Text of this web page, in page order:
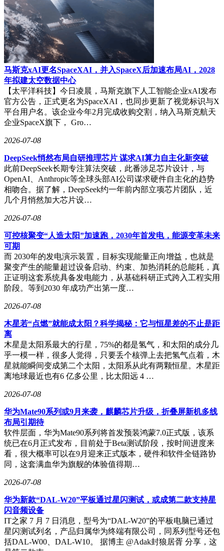
马斯克xAI更名SpaceXAI，并入SpaceX后加速布局AI，2028
年拟建太空数据中心
【太平洋科技】今日凌晨，马斯克旗下人工智能企业xAI发布
官方公告，正式更名为SpaceXAI，也同步更新了视觉标识与X
平台用户名。该企业今年2月完成收购交割，纳入马斯克航天
企业SpaceX旗下， Gro…
2026-07-08
DeepSeek悄然布局自研推理芯片 谋求AI算力自主化新突破
此前DeepSeek长期专注算法突破，此番涉足芯片设计，与
OpenAI、Anthropic等全球头部AI公司谋求硬件自主化的趋势
相吻合。据了解，DeepSeek约一年前内部立项芯片团队，近
几个月悄然加大芯片设…
2026-07-08
可控核聚变“人造太阳”加速跑，2030年首发电，能源变革未来
可期
而 2030年的发电演示装置，目标实现能量正向增益，也就是
聚变产生的能量超过设备启动、约束、加热消耗的总能耗，真
正证明这套系统具备发电能力，从基础科研正式跨入工程实用
阶段。等到2030 年成功产出第一度…
2026-07-08
木星若“点燃”就能成太阳？科学揭秘：它与恒星差的不止是距
离
木星是太阳系最大的行星，75%的都是氢气，和太阳的成分几
乎一模一样，很多人觉得，只要丢个核弹上去把氢气点着，木
星就能瞬间变成第二个太阳，太阳系从此有两颗恒星。木星距
离地球最近也有6 亿多公里，比太阳远 4 …
2026-07-08
华为Mate90系列或9月来袭，麒麟芯片升级，折叠屏新机多线
布局引期待
软件层面，华为Mate90系列将首发预装鸿蒙7.0正式版，该系
统已在6月正式发布，目前处于Beta测试阶段，按时间进度来
看，很大概率可以在9月迎来正式版本，硬件和软件全链路协
同，这套满血华为旗舰的体验值得期…
2026-07-08
华为新款“DAL-W20”平板通过星闪测试，或成第二款支持星
闪音频设备
IT之家 7 月 7 日消息，型号为“DAL-W20”的平板电脑已通过
星闪测试列名，产品归属华为终端有限公司，同系列型号还包
括DAL-W00、DAL-W10。 据博主 @Adak封狼居胥 分享，这